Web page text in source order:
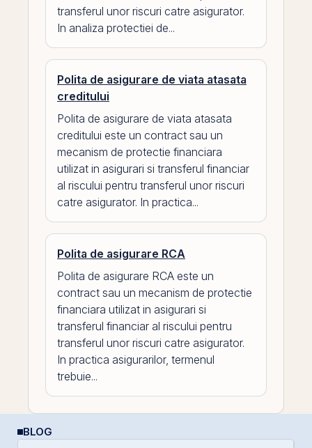
transferul unor riscuri catre asigurator.
In analiza protectiei de...
Polita de asigurare de viata atasata
creditului
Polita de asigurare de viata atasata
creditului este un contract sau un
mecanism de protectie financiara
utilizat in asigurari si transferul financiar
al riscului pentru transferul unor riscuri
catre asigurator. In practica...
Polita de asigurare RCA
Polita de asigurare RCA este un
contract sau un mecanism de protectie
financiara utilizat in asigurari si
transferul financiar al riscului pentru
transferul unor riscuri catre asigurator.
In practica asigurarilor, termenul
trebuie...
BLOG